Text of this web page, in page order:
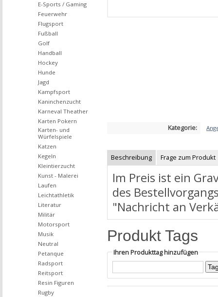
Kategorie:
Beschreibung Frage zum Produkt
Im Preis ist ein
des
"Nachricht an
Produkt Tags
Ihren Produkttag hinzufügen
E-Sports / Gaming
Feuerwehr
Flugsport
Fußball
Golf
Handball
Hockey
Hunde
Jagd
Kampfsport
Kaninchenzucht
Karneval Theather
Karten Pokern
Karten- und
Würfelspiele
Katzen
Kegeln
Kleintierzucht
Kunst - Malerei
Laufen
Leichtathletik
Literatur
Militär
Motorsport
Musik
Neutral
Petanque
Radsport
Reitsport
Resin Figuren
Rugby